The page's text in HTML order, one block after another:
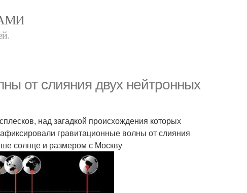
от слияния двух нейтронных
над загадкой происхождения которых
гравитационные волны от слияния
солнце и размером с Москву